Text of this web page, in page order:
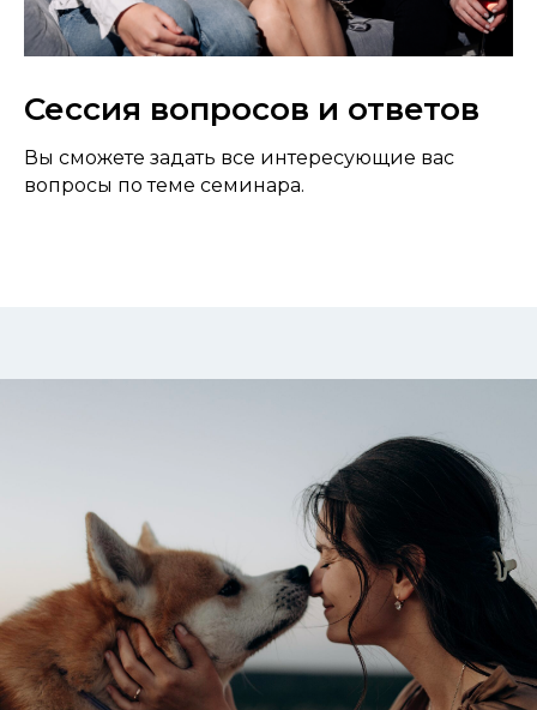
Сессия вопросов и ответов
Вы сможете задать все интересующие вас
вопросы по теме семинара.